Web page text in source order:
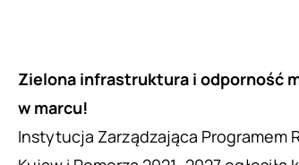
Zielona infrastruktura i odporność
w marcu!
Instytucja Zarządzająca Programem